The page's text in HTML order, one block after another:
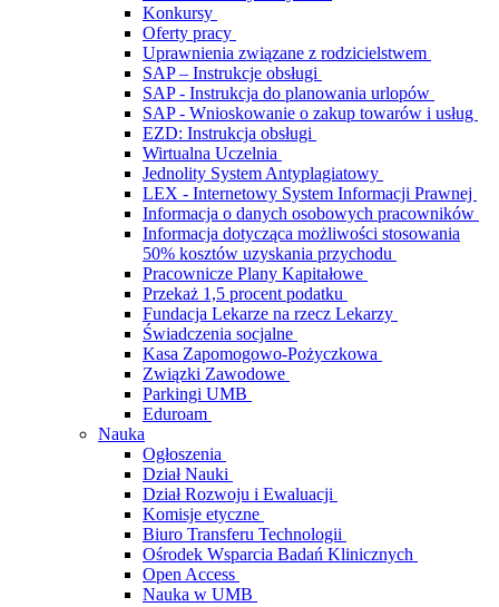
Konkursy
Oferty pracy
Uprawnienia związane z rodzicielstwem
SAP – Instrukcje obsługi
SAP - Instrukcja do planowania urlopów
SAP - Wnioskowanie o zakup towarów i usług
EZD: Instrukcja obsługi
Wirtualna Uczelnia
Jednolity System Antyplagiatowy
LEX - Internetowy System Informacji Prawnej
Informacja o danych osobowych pracowników
Informacja dotycząca możliwości stosowania
50% kosztów uzyskania przychodu
Pracownicze Plany Kapitałowe
Przekaż 1,5 procent podatku
Fundacja Lekarze na rzecz Lekarzy
Świadczenia socjalne
Kasa Zapomogowo-Pożyczkowa
Związki Zawodowe
Parkingi UMB
Eduroam
Nauka
Ogłoszenia
Dział Nauki
Dział Rozwoju i Ewaluacji
Komisje etyczne
Biuro Transferu Technologii
Ośrodek Wsparcia Badań Klinicznych
Open Access
Nauka w UMB